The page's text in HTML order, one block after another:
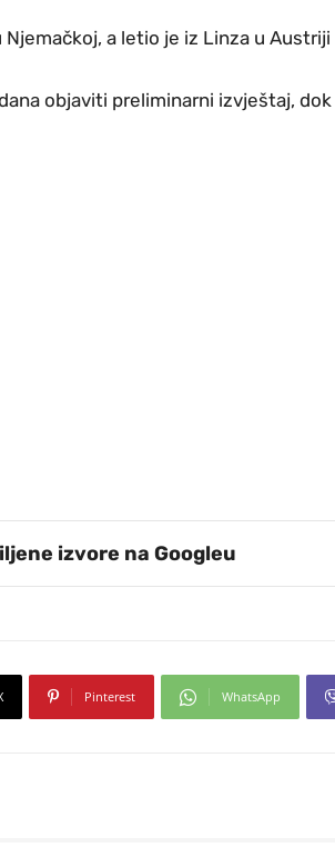
a letio je iz Linza u
objaviti preliminarni izvještaj,
izvore na Googleu
Pinterest WhatsApp